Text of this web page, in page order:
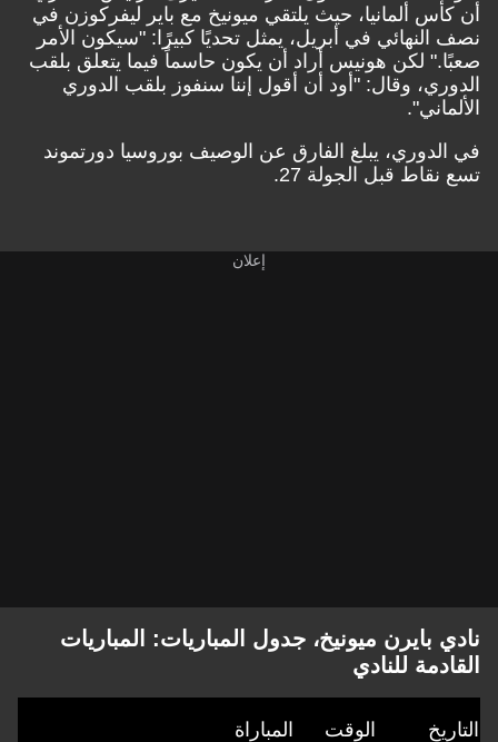
أن كأس ألمانيا، حيث يلتقي ميونيخ مع باير ليفركوزن في
نصف النهائي في أبريل، يمثل تحديًا كبيرًا: "سيكون الأمر
صعبًا." لكن هونيس أراد أن يكون حاسماً فيما يتعلق بلقب
الدوري، وقال: "أود أن أقول إننا سنفوز بلقب الدوري
الألماني".
في الدوري، يبلغ الفارق عن الوصيف بوروسيا دورتموند
تسع نقاط قبل الجولة 27.
نادي بايرن ميونيخ، جدول المباريات: المباريات
القادمة للنادي
التاريخ الوقت المباراة